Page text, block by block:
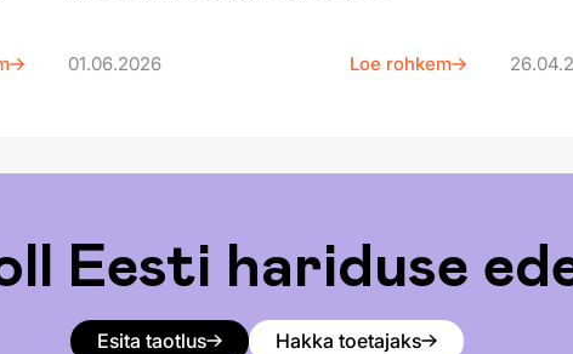
01.06.2026 Loe rohkem
Eesti hariduse
Esita taotlus Hakka toetajaks